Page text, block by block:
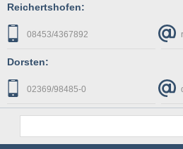
Reichertshofen:
08453/4367892
Dorsten:
02369/98485-0